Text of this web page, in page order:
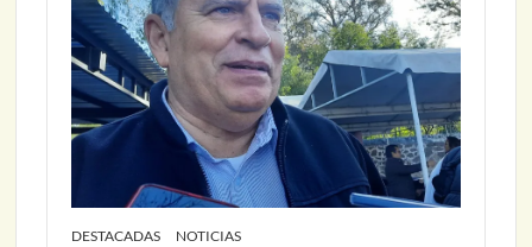
,
2
6
DESTACADAS NOTICIAS